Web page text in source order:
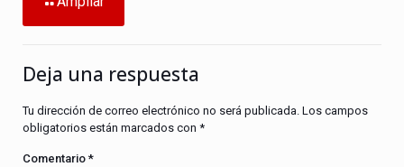
Deja una respuesta
Tu dirección de correo electrónico no será publicada. Los campos
obligatorios están marcados con *
Comentario *